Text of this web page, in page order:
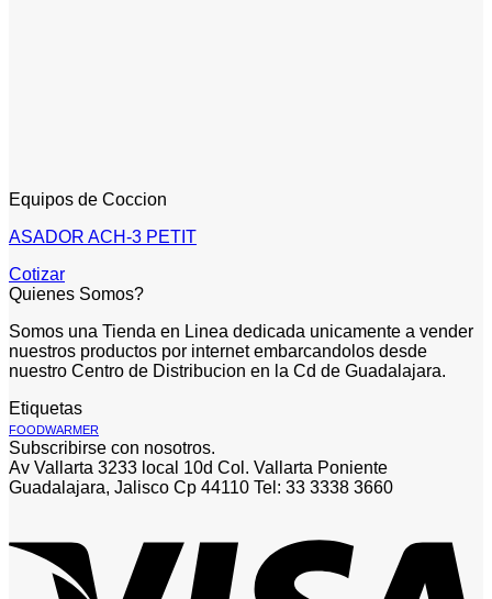
Equipos de Coccion
ASADOR ACH-3 PETIT
Cotizar
Quienes Somos?
Somos una Tienda en Linea dedicada unicamente a vender
nuestros productos por internet embarcandolos desde
nuestro Centro de Distribucion en la Cd de Guadalajara.
Etiquetas
FOODWARMER
Subscribirse con nosotros.
Av Vallarta 3233 local 10d Col. Vallarta Poniente
Guadalajara, Jalisco Cp 44110 Tel: 33 3338 3660